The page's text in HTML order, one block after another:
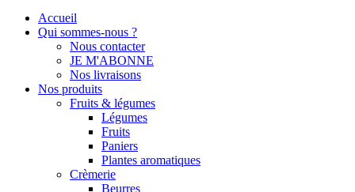
Accueil
Qui sommes-nous ?
Nous contacter
JE M'ABONNE
Nos livraisons
Nos produits
Fruits & légumes
Légumes
Fruits
Paniers
Plantes aromatiques
Crèmerie
Beurres